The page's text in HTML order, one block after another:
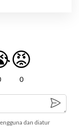
😡
0
dan diatur